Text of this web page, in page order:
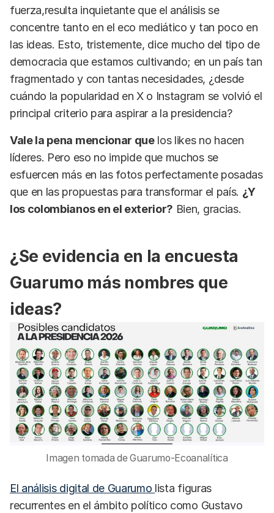
fuerza,resulta inquietante que el análisis se
concentre tanto en el eco mediático y tan poco en
las ideas. Esto, tristemente, dice mucho del tipo de
democracia que estamos cultivando; en un país tan
fragmentado y con tantas necesidades, ¿desde
cuándo la popularidad en X o Instagram se volvió el
principal criterio para aspirar a la presidencia?
Vale la pena mencionar quelos likes no hacen
líderes. Pero eso no impide que muchos se
esfuercen más en las fotos perfectamente posadas
que en las propuestas para transformar el país. ¿Y
los colombianos en el exterior? Bien, gracias.
¿Se evidencia en la encuesta
Guarumo más nombres que
ideas?
Imagen tomada de Guarumo-Ecoanalítica
El análisis digital de Guarumo lista figuras
recurrentes en el ámbito político como Gustavo